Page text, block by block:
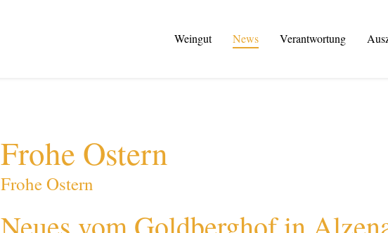
Weingut News Verantwortung
Frohe Ostern
Frohe Ostern